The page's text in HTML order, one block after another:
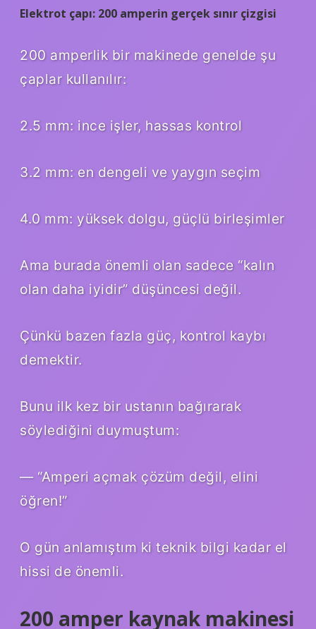
Elektrot çapı: 200 amperin gerçek sınır çizgisi
200 amperlik bir makinede genelde şu
çaplar kullanılır:
2.5 mm: ince işler, hassas kontrol
3.2 mm: en dengeli ve yaygın seçim
4.0 mm: yüksek dolgu, güçlü birleşimler
Ama burada önemli olan sadece “kalın
olan daha iyidir” düşüncesi değil.
Çünkü bazen fazla güç, kontrol kaybı
demektir.
Bunu ilk kez bir ustanın bağırarak
söylediğini duymuştum:
— “Amperi açmak çözüm değil, elini
öğren!”
O gün anlamıştım ki teknik bilgi kadar el
hissi de önemli.
200 amper kaynak makinesi